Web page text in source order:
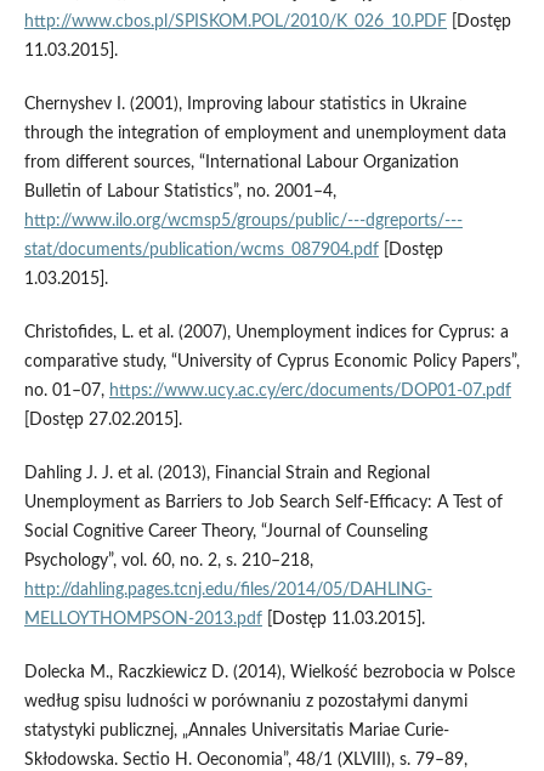
http://www.cbos.pl/SPISKOM.POL/2010/K_026_10.PDF [Dostęp
11.03.2015].
Chernyshev I. (2001), Improving labour statistics in Ukraine
through the integration of employment and unemployment data
from different sources, “International Labour Organization
Bulletin of Labour Statistics”, no. 2001–4,
http://www.ilo.org/wcmsp5/groups/public/---dgreports/---
stat/documents/publication/wcms_087904.pdf[Dostęp
1.03.2015].
Christofides, L. et al. (2007), Unemployment indices for Cyprus: a
comparative study, “University of Cyprus Economic Policy Papers”,
no. 01–07, https://www.ucy.ac.cy/erc/documents/DOP01-07.pdf
[Dostęp 27.02.2015].
Dahling J. J. et al. (2013), Financial Strain and Regional
Unemployment as Barriers to Job Search Self-Efficacy: A Test of
Social Cognitive Career Theory, “Journal of Counseling
Psychology”, vol. 60, no. 2, s. 210–218,
http://dahling.pages.tcnj.edu/files/2014/05/DAHLING-
MELLOYTHOMPSON-2013.pdf[Dostęp 11.03.2015].
Dolecka M., Raczkiewicz D. (2014), Wielkość bezrobocia w Polsce
według spisu ludności w porównaniu z pozostałymi danymi
statystyki publicznej, „Annales Universitatis Mariae Curie-
Skłodowska. Sectio H. Oeconomia”, 48/1 (XLVIII), s. 79–89,